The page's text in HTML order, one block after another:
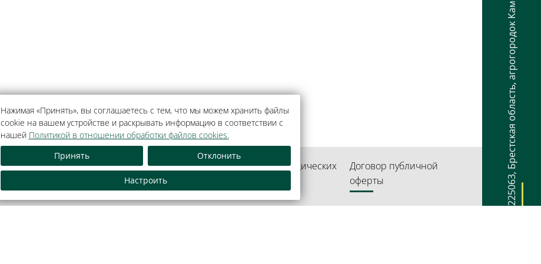
Нажимая «Принять», вы соглашаетесь с тем, что мы можем хранить файлы
cookie на вашем устройстве и раскрывать информацию в соответствии с
нашей Политикой в отношении обработки файлов cookies.
Принять
Отклонить
Настроить 225063
,
Брестская область
,
агрогородок Каменюки
Как оплатить банковской
Обращения граждан и юридических
Договор публичной
оферты